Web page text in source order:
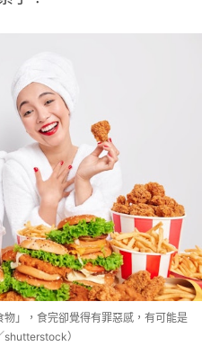
」，食完卻覺得有罪惡感，有可能是
shutterstock）